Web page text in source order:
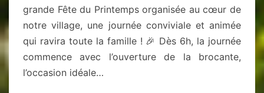
grande Fête du Printemps organisée au cœur de
notre village, une journée conviviale et animée
qui ravira toute la famille ! 🎉 Dès 6h, la journée
commence avec l’ouverture de la brocante,
l’occasion idéale…